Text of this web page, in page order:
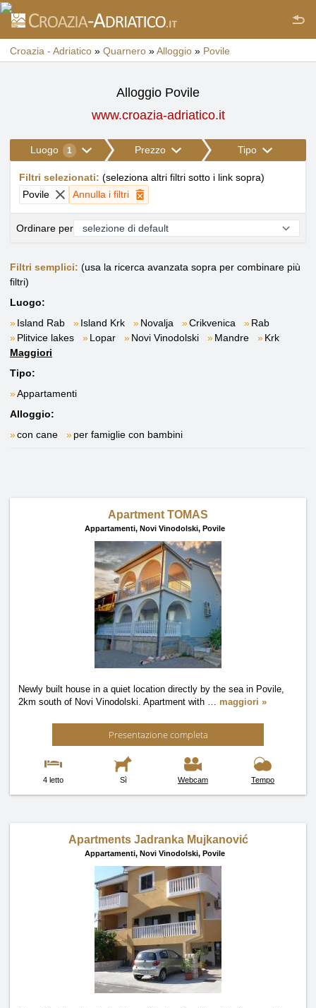
Croazia - Adriatico » Quarnero »Alloggio » Povile
Alloggio Povile
www.croazia-adriatico.it
Luogo 1 Prezzo Tipo
Filtri selezionati: (seleziona altri filtri sotto i link sopra)
Povile
Annulla i filtri
Ordinare per
Filtri semplici: (usa la ricerca avanzata sopra per combinare più
filtri)
Luogo:
Island Rab
Island Krk Novalja Crikvenica
Rab
Plitvice lakes
Lopar Novi Vinodolski Mandre
Krk
Maggiori
Tipo:
Appartamenti
Alloggio:
con cane
per famiglie con bambini
Apartment TOMAS
Appartamenti, Novi Vinodolski, Povile
Newly built house in a quiet location directly by the sea in Povile,
2km south of Novi Vinodolski. Apartment with … maggiori »
Presentazione completa
4 letto Sì Webcam Tempo
Apartments Jadranka Mujkanović
Appartamenti, Novi Vinodolski, Povile